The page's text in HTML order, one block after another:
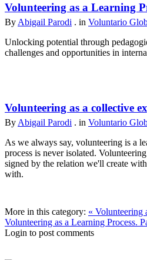
Volunteering as a Learning
By Abigail Parodi . in Voluntario
Unlocking potential through
challenges and opportunities in
Volunteering as a collective
By Abigail Parodi . in Voluntario
As we always say, volunteering is a
process is never isolated.
signed by the relation we'll create
with.
More in this category: « Volunteering
Volunteering as a Learning Process.
Login to post comments